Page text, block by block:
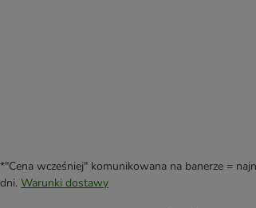
*"Cena wcześniej" komunikowana na banerze =
dni. Warunki dostawy